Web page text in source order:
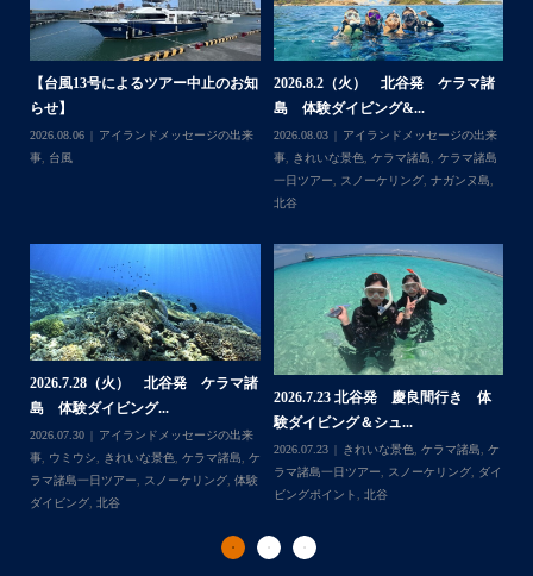
ね！！
高校生でダイビングできるのは羨ましい！！！
なかなかできない経験
今回は海の世界にほんの少し足を入れただけなのでもっと
もっと知りたくなったら是非ライセンス取得して遊びに来
Follow on Instagram
【台風13号によるツアー中止のお知
らせ】
2026.08.06
アイランドメッセージの出来
事, 台風
2026.8.2（火） 北谷発 ケラマ諸
島 体験ダイビング&...
2026.08.03
アイランドメッセージの出来
事, きれいな景色 ケラマ諸島
ケラマ諸島
一日ツアー
スノーケリング, ナガンヌ島
北谷
2026.7.28（火） 北谷発 ケラマ諸
島 体験ダイビング...
2026.07.30
アイランドメッセージの出来
事, ウミウシ きれいな景色 ケラマ諸島
ケ
ラマ諸島一日ツアー
スノーケリング, 体験
ダイビング, 北谷
2026.7.23 北谷発 慶良間行き 体
験ダイビング＆シュ...
2026.07.23 きれいな景色 ケラマ諸島
ケ
ラマ諸島一日ツアー
スノーケリング,
ダイ
ビングポイント
北谷